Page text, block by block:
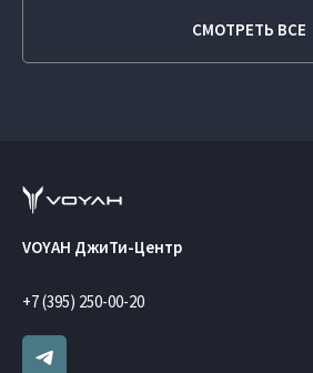
СМОТРЕТЬ ВСЕ
VOYAH ДжиТи-Центр
+7 (395) 250-00-20